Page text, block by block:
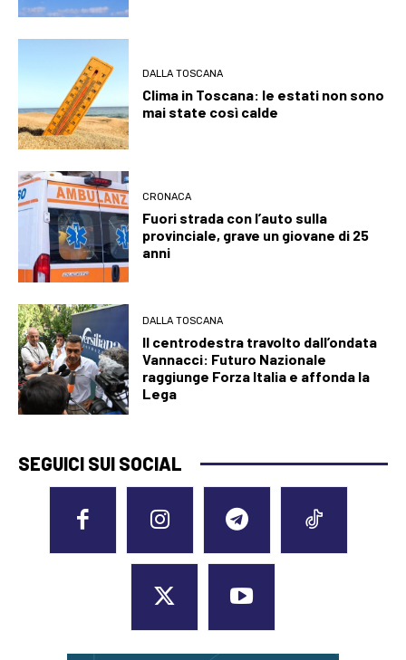
DALLA TOSCANA
Clima in Toscana: le estati non sono
mai state così calde
CRONACA
Fuori strada con l’auto sulla
provinciale, grave un giovane di 25
anni
DALLA TOSCANA
Il centrodestra travolto dall’ondata
Vannacci: Futuro Nazionale
raggiunge Forza Italia e affonda la
Lega
SEGUICI SUI SOCIAL